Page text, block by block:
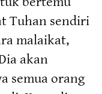
Tuhan sendiri
malaikat,
akan
semua orang